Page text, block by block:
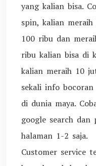
yang kalian bisa.
spin, kalian meraih
100 ribu dan
ribu kalian bisa di
kalian meraih 10
sekali info
di dunia maya.
google search
halaman 1-2 saja.
Customer service